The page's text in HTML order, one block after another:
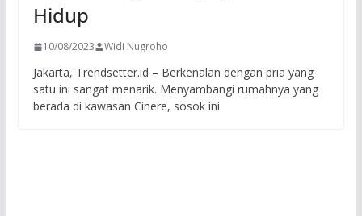
Hidup
10/08/2023 Widi Nugroho
Jakarta, Trendsetter.id – Berkenalan dengan pria yang
satu ini sangat menarik. Menyambangi rumahnya yang
berada di kawasan Cinere, sosok ini